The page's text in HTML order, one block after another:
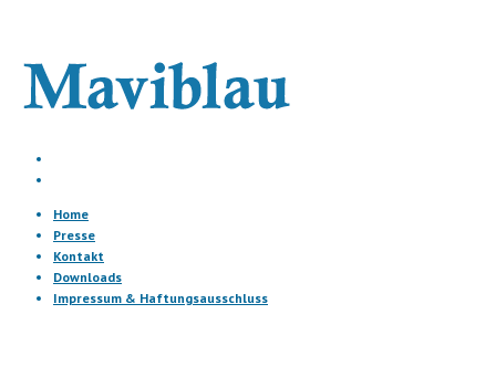
Home
Presse
Kontakt
Downloads
Impressum & Haftungsausschluss